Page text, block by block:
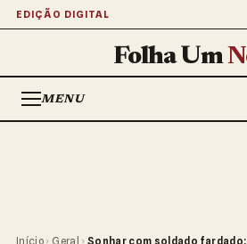
EDIÇÃO DIGITAL
Folha Um
MENU
Início › Geral › Sonhar com soldado